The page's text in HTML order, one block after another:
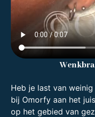
Heb je last van
bij Omorfy aan het
op het gebied van